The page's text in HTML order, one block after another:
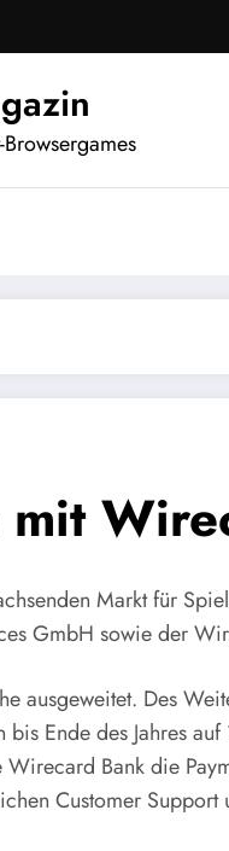
Markt für
GmbH sowie der
ausgeweitet. Des
Ende des Jahres
Bank die
Customer Support